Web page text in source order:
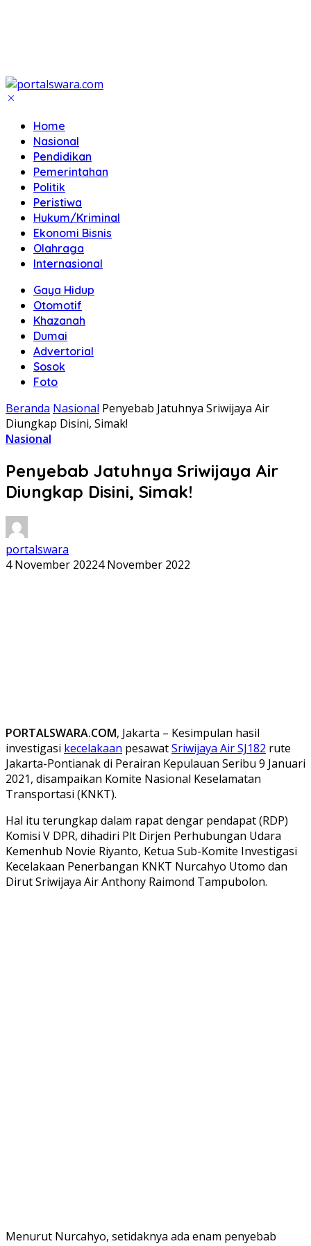
Home
Nasional
Pendidikan
Pemerintahan
Politik
Peristiwa
Hukum/Kriminal
Ekonomi Bisnis
Olahraga
Internasional
Gaya Hidup
Otomotif
Khazanah
Dumai
Advertorial
Sosok
Foto
Beranda Nasional Penyebab Jatuhnya Sriwijaya Air
Diungkap Disini, Simak!
Nasional
Penyebab Jatuhnya Sriwijaya Air
Diungkap Disini, Simak!
portalswara
4 November 20224 November 2022
PORTALSWARA.COM, Jakarta – Kesimpulan hasil
investigasi kecelakaan pesawatSriwijaya Air SJ182 rute
Jakarta-Pontianak di Perairan Kepulauan Seribu 9 Januari
2021, disampaikan Komite Nasional Keselamatan
Transportasi (KNKT).
Hal itu terungkap dalam rapat dengar pendapat (RDP)
Komisi V DPR, dihadiri Plt Dirjen Perhubungan Udara
Kemenhub Novie Riyanto, Ketua Sub-Komite Investigasi
Kecelakaan Penerbangan KNKT Nurcahyo Utomo dan
Dirut Sriwijaya Air Anthony Raimond Tampubolon.
Menurut Nurcahyo, setidaknya ada enam penyebab